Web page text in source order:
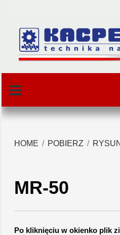
HOME POBIERZ
MR-50
Po kliknięciu w okienko plik